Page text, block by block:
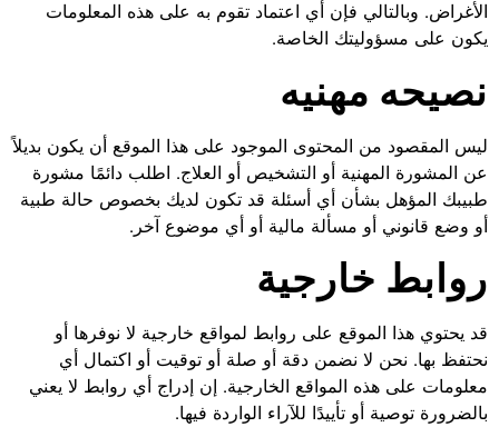
الأغراض. وبالتالي فإن أي اعتماد تقوم به على هذه المعلومات
يكون على مسؤوليتك الخاصة.
نصيحه مهنيه
ليس المقصود من المحتوى الموجود على هذا الموقع أن يكون بديلاً
عن المشورة المهنية أو التشخيص أو العلاج. اطلب دائمًا مشورة
طبيبك المؤهل بشأن أي أسئلة قد تكون لديك بخصوص حالة طبية
أو وضع قانوني أو مسألة مالية أو أي موضوع آخر.
روابط خارجية
قد يحتوي هذا الموقع على روابط لمواقع خارجية لا نوفرها أو
نحتفظ بها. نحن لا نضمن دقة أو صلة أو توقيت أو اكتمال أي
معلومات على هذه المواقع الخارجية. إن إدراج أي روابط لا يعني
بالضرورة توصية أو تأييدًا للآراء الواردة فيها.